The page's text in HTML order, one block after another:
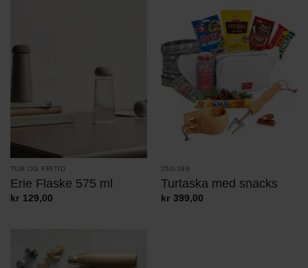
TUR OG FRITID
Erie Flaske 575 ml
kr 129,00
250-399
Turtaska med snacks
kr 399,00